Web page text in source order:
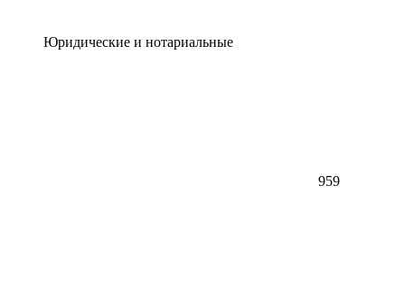
Юридические и нотариальные
959